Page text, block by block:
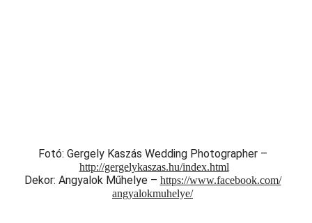
Fotó: Gergely Kaszás Wedding Photographer –
http://gergelykaszas.hu/index.html
Dekor: Angyalok Műhelye – https://www.facebook.com/
angyalokmuhelye/